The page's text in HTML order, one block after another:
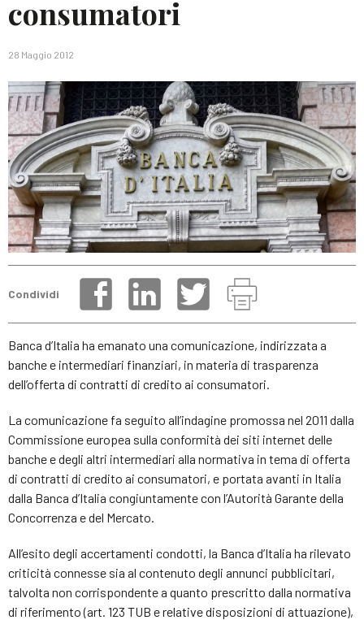
consumatori
28 Maggio 2012
Condividi
Banca d’Italia ha emanato una comunicazione, indirizzata a
banche e intermediari finanziari, in materia di trasparenza
dell’offerta di contratti di credito ai consumatori.
La comunicazione fa seguito all’indagine promossa nel 2011 dalla
Commissione europea sulla conformità dei siti internet delle
banche e degli altri intermediari alla normativa in tema di offerta
di contratti di credito ai consumatori, e portata avanti in Italia
dalla Banca d’Italia congiuntamente con l’Autorità Garante della
Concorrenza e del Mercato.
All’esito degli accertamenti condotti, la Banca d’Italia ha rilevato
criticità connesse sia al contenuto degli annunci pubblicitari,
talvolta non corrispondente a quanto prescritto dalla normativa
di riferimento (art. 123 TUB e relative disposizioni di attuazione),